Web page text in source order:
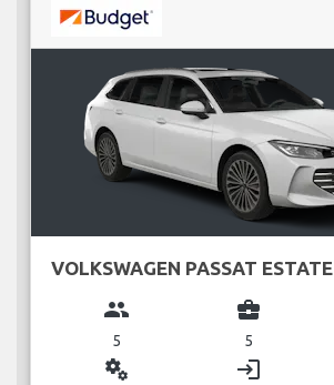
VOLKSWAGEN PASSAT ESTATE
group
5
business_center
5
miscellaneous_services login